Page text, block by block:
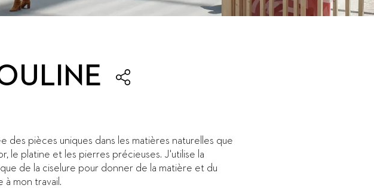
des pièces uniques dans les matières naturelles que
le platine et les pierres précieuses. J'utilise la
de la ciselure pour donner de la matière et du
à mon travail.